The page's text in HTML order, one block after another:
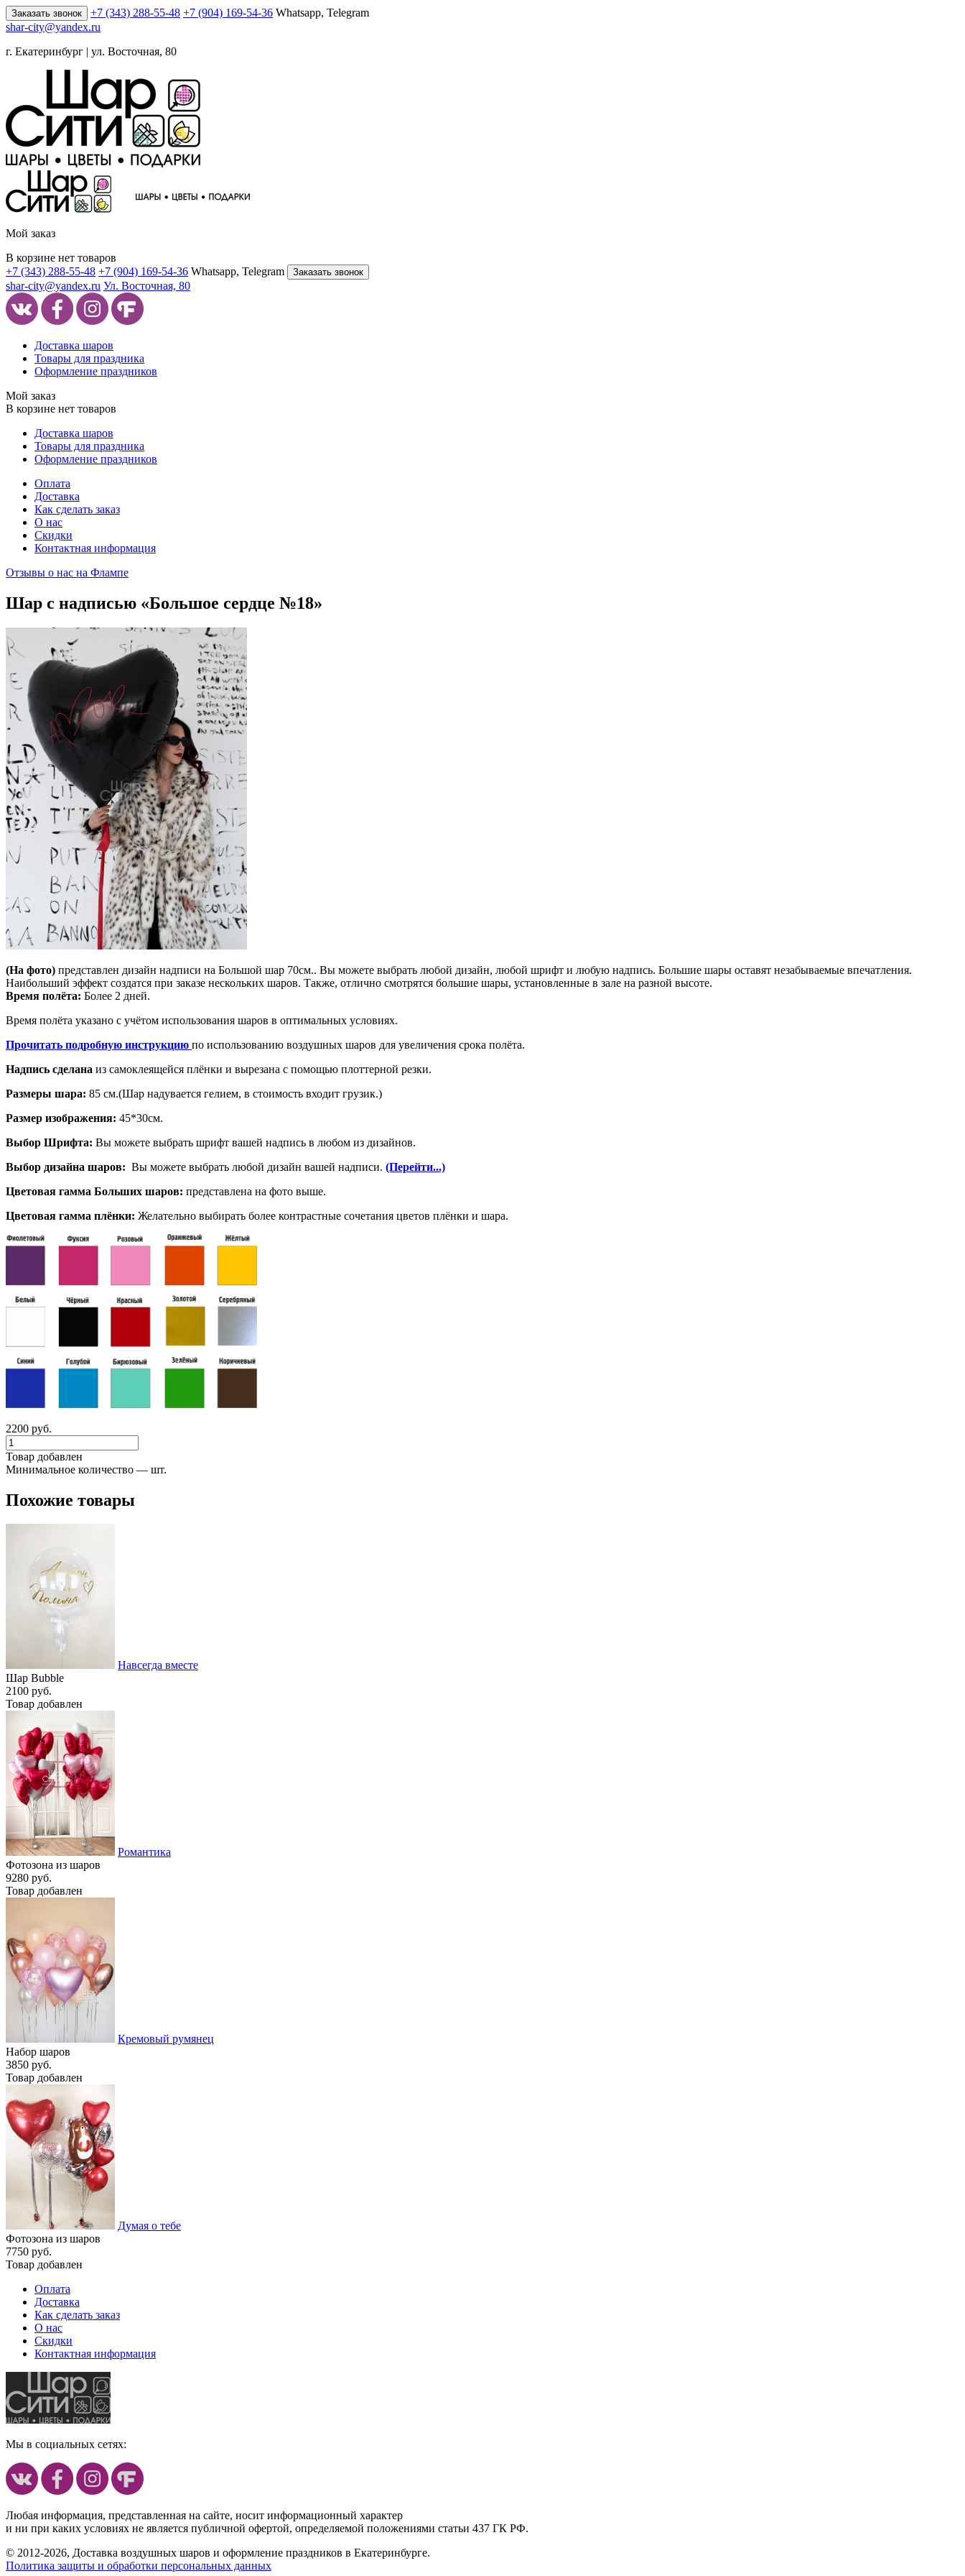
Заказать звонок +7 (343) 288-55-48 +7 (904) 169-54-36 Whatsapp, Telegram
shar-city@yandex.ru
г. Екатеринбург | ул. Восточная, 80
Мой заказ
В корзине нет товаров
+7 (343) 288-55-48 +7 (904) 169-54-36 Whatsapp, Telegram Заказать звонок
shar-city@yandex.ru Ул. Восточная, 80
Доставка шаров
Товары для праздника
Оформление праздников
Мой заказ
В корзине нет товаров
Доставка шаров
Товары для праздника
Оформление праздников
Оплата
Доставка
Как сделать заказ
О нас
Скидки
Контактная информация
Отзывы о нас на Флампе
Шар с надписью «Большое сердце №18»
(На фото) представлен дизайн надписи на Большой шар 70см.. Вы можете выбрать любой дизайн, любой шрифт и любую надпись. Большие шары оставят незабываемые впечатления.
Наибольший эффект создатся при заказе нескольких шаров. Также, отлично смотрятся большие шары, установленные в зале на разной высоте.
Время полёта: Более 2 дней.
Время полёта указано с учётом использования шаров в оптимальных условиях.
Прочитать подробную инструкцию по использованию воздушных шаров для увеличения срока полёта.
Надпись сделана из самоклеящейся плёнки и вырезана с помощью плоттерной резки.
Размеры шара: 85 см.(Шар надувается гелием, в стоимость входит грузик.)
Размер изображения: 45*30см.
Выбор Шрифта: Вы можете выбрать шрифт вашей надпись в любом из дизайнов.
Выбор дизайна шаров: Вы можете выбрать любой дизайн вашей надписи. (Перейти...)
Цветовая гамма Больших шаров: представлена на фото выше.
Цветовая гамма плёнки: Желательно выбирать более контрастные сочетания цветов плёнки и шара.
2200 руб.
Товар добавлен
Минимальное количество — шт.
Похожие товары
Навсегда вместе
Шар Bubble
2100 руб.
Товар добавлен
Романтика
Фотозона из шаров
9280 руб.
Товар добавлен
Кремовый румянец
Набор шаров
3850 руб.
Товар добавлен
Думая о тебе
Фотозона из шаров
7750 руб.
Товар добавлен
Оплата
Доставка
Как сделать заказ
О нас
Скидки
Контактная информация
Мы в социальных сетях:
Любая информация, представленная на сайте, носит информационный характер
и ни при каких условиях не является публичной офертой, определяемой положениями статьи 437 ГК РФ.
© 2012-2026, Доставка воздушных шаров и оформление праздников в Екатеринбурге.
Политика защиты и обработки персональных данных